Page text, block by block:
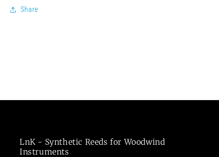
Share
LnK - Synthetic Reeds for Woodwind
Instruments